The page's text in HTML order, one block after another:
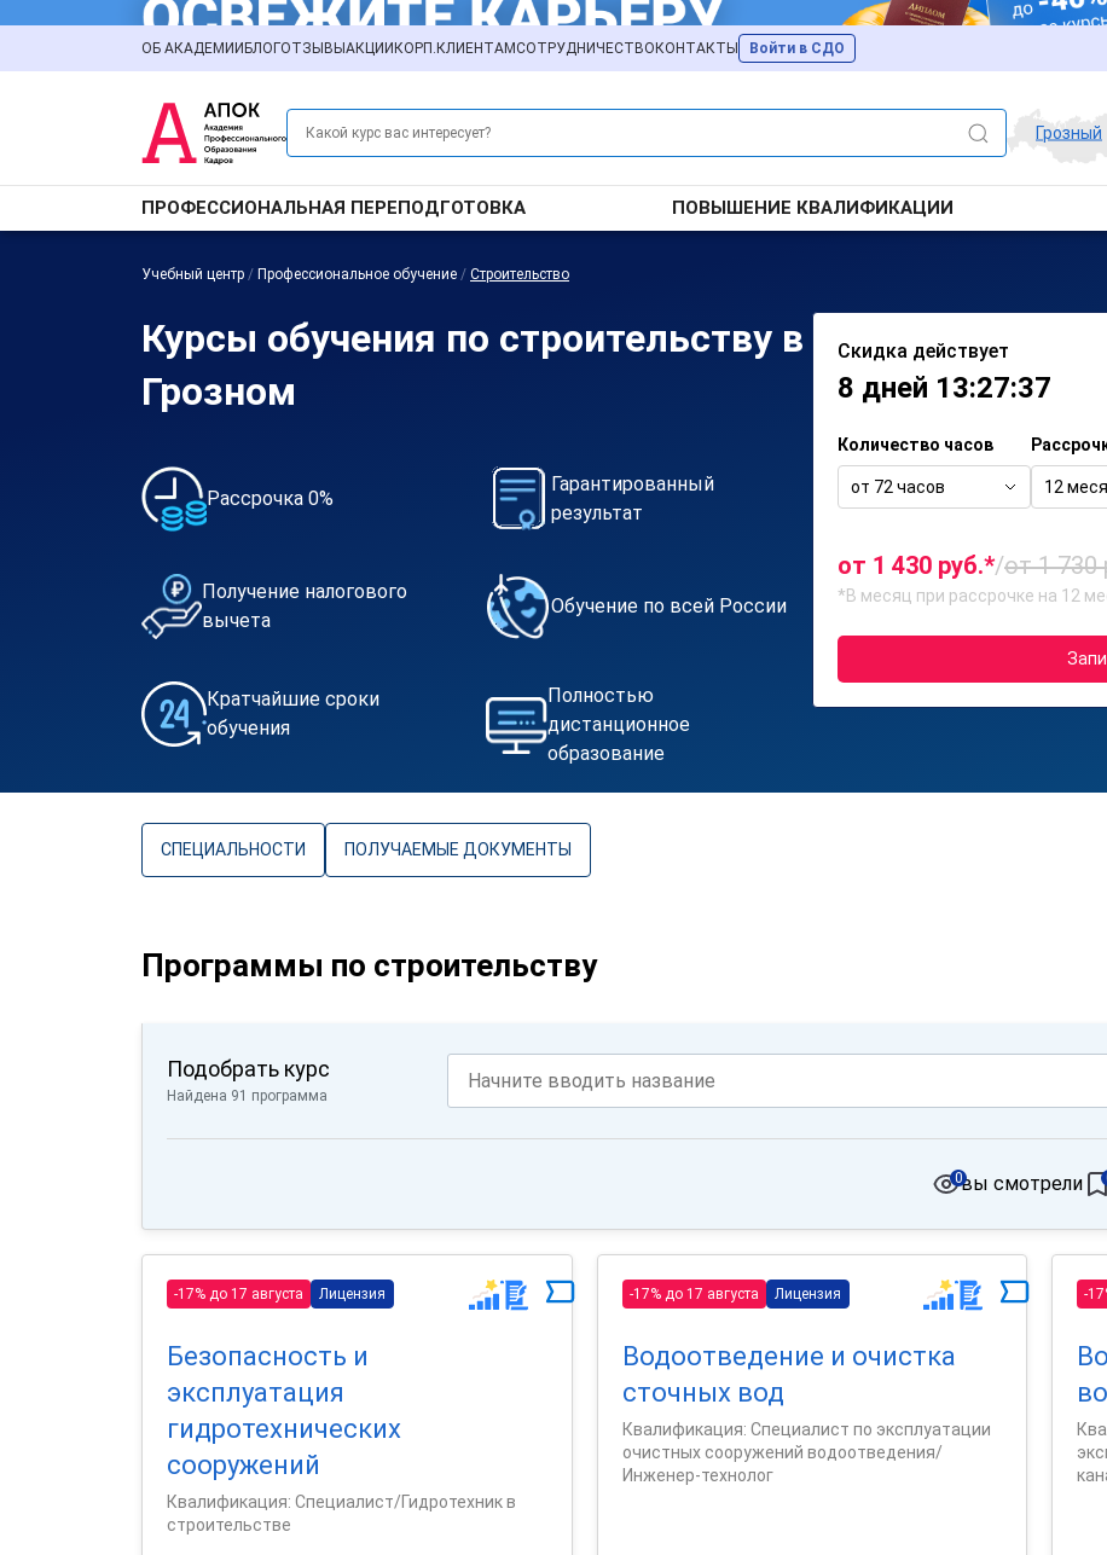
ОБ АКАДЕМИИ БЛОГОТЗЫВЫ АКЦИИ КОРП.КЛИЕНТАМСОТРУДНИЧЕСТВО КОНТАКТЫ Войти в СДО
Грозный
ПРОФЕССИОНАЛЬНАЯ ПЕРЕПОДГОТОВКА ПОВЫШЕНИЕ КВАЛИФИКАЦИИ
Учебный центр / Профессиональное обучение / Строительство
Курсы обучения по строительству в
Грозном
Рассрочка 0%
Гарантированный
результат
Получение налогового
вычета
Обучение по всей России
Кратчайшие сроки
обучения
Полностью
дистанционное
образование
Скидка действует
8 дней 13:27:37
Количество часов
от 72 часов 12
от 1 430 руб.*/от 1 730
*В месяц при рассрочке на 12
СПЕЦИАЛЬНОСТИ ПОЛУЧАЕМЫЕ ДОКУМЕНТЫ
Программы по строительству
Подобрать курс
Найдена 91 программа
вы смотрели
0
-17% до 17 августа Лицензия
Безопасность и
эксплуатация
гидротехнических
сооружений
Квалификация: Специалист/Гидротехник в
строительстве
-17% до 17 августа Лицензия
Водоотведение и очистка
сточных вод
Квалификация: Специалист по эксплуатации
очистных сооружений водоотведения/
Инженер-технолог
-